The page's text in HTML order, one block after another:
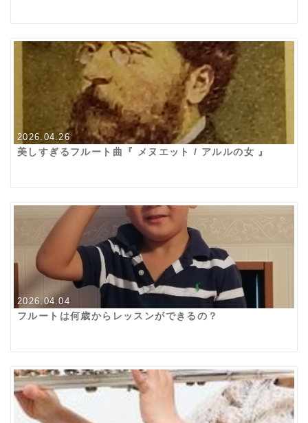
2026.04.26
美しすぎるフルート曲『 メヌエット / アルルの女 』
2026.04.04
フルートは何歳からレッスンができるの？